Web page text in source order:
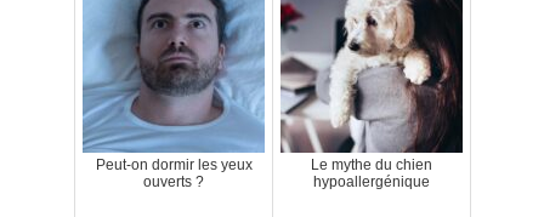
Peut-on dormir les yeux
ouverts ?
Le mythe du chien
hypoallergénique